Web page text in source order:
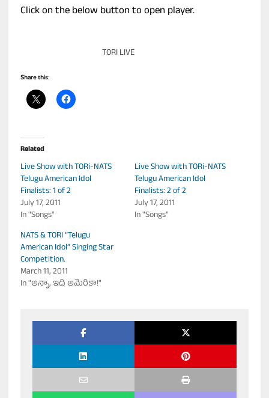
Click on the below button to open player.
TORI LIVE
Share this:
Related
Live Show with TORi-NATS
Telugu American Idol
Finalists: 1 of 2
July 17, 2011
In "Songs"
Live Show with TORi-NATS
Telugu American Idol
Finalists: 2 of 2
July 17, 2011
In "Songs"
NATS & TORI “Telugu
American Idol” Singing Star
Competition.
March 11, 2011
In "అన్నా, ఇది అమెరికా!"